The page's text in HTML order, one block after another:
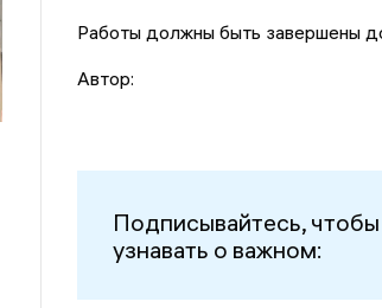
Работы должны быть завершены
Автор:
Подписывайтесь,
узнавать о важном: